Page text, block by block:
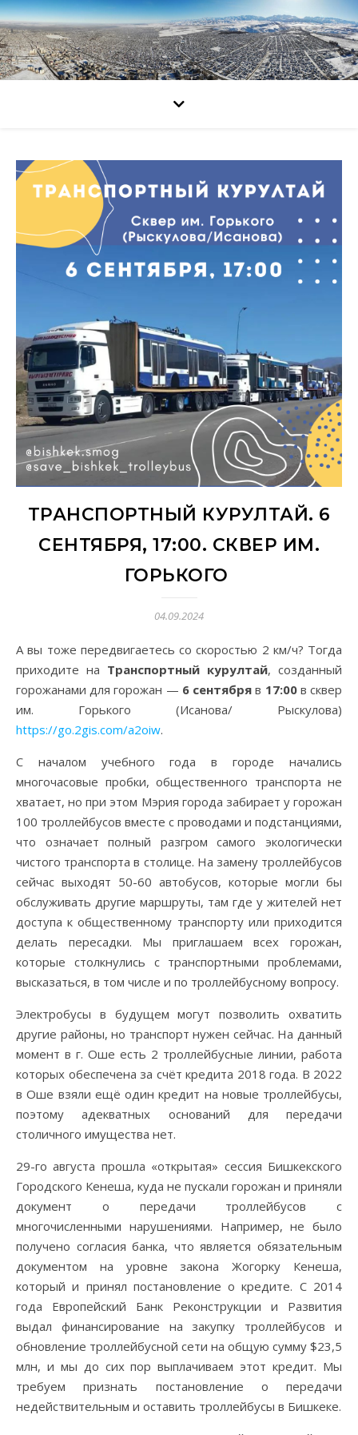
ТРАНСПОРТНЫЙ КУРУЛТАЙ. 6
СЕНТЯБРЯ, 17:00. СКВЕР ИМ.
ГОРЬКОГО
04.09.2024
А вы тоже передвигаетесь со скоростью 2 км/ч? Тогда
приходите на Транспортный курултай, созданный
горожанами для горожан — 6 сентября в 17:00в сквер
им. Горького (Исанова/ Рыскулова)
https://go.2gis.com/a2oiw.
С началом учебного года в городе начались
многочасовые пробки, общественного транспорта не
хватает, но при этом Мэрия города забирает у горожан
100 троллейбусов вместе с проводами и подстанциями,
что означает полный разгром самого экологически
чистого транспорта в столице. На замену троллейбусов
сейчас выходят 50-60 автобусов, которые могли бы
обслуживать другие маршруты, там где у жителей нет
доступа к общественному транспорту или приходится
делать пересадки. Мы приглашаем всех горожан,
которые столкнулись с транспортными проблемами,
высказаться, в том числе и по троллейбусному вопросу.
Электробусы в будущем могут позволить охватить
другие районы, но транспорт нужен сейчас. На данный
момент в г. Оше есть 2 троллейбусные линии, работа
которых обеспечена за счёт кредита 2018 года. В 2022
в Оше взяли ещё один кредит на новые троллейбусы,
поэтому адекватных оснований для передачи
столичного имущества нет.
29-го августа прошла «открытая» сессия Бишкекского
Городского Кенеша, куда не пускали горожан и приняли
документ о передачи троллейбусов с
многочисленными нарушениями. Например, не было
получено согласия банка, что является обязательным
документом на уровне закона Жогорку Кенеша,
который и принял постановление о кредите. С 2014
года Европейский Банк Реконструкции и Развития
выдал финансирование на закупку троллейбусов и
обновление троллейбусной сети на общую сумму $23,5
млн, и мы до сих пор выплачиваем этот кредит. Мы
требуем признать постановление о передачи
недействительным и оставить троллейбусы в Бишкеке.